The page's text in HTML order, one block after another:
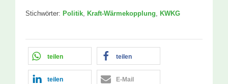
Stichwörter: Politik, Kraft-Wärmekopplung, KWKG
teilen teilen
teilen E-Mail